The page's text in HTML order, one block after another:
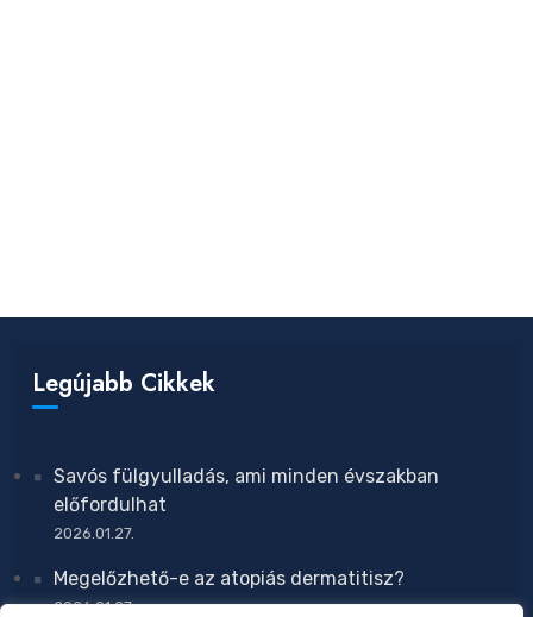
Legújabb Cikkek
Savós fülgyulladás, ami minden évszakban
előfordulhat
2026.01.27.
Megelőzhető-e az atopiás dermatitisz?
2026.01.27.